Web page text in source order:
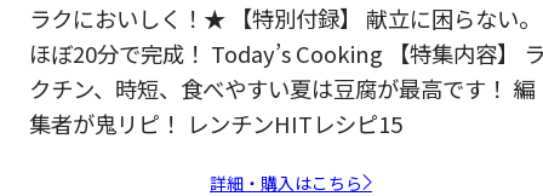
ラクにおいしく！★ 【特別付録】 献立に困らない。
ほぼ20分で完成！ Today’s Cooking 【特集内容】
クチン、時短、食べやすい夏は豆腐が最高です！ 編
集者が鬼リピ！ レンチンHITレシピ15
詳細・購入はこちら